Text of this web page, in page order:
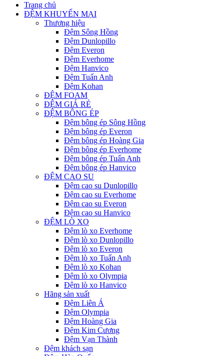
Trang chủ
ĐỆM KHUYẾN MẠI
Thương hiệu
Đệm Sông Hồng
Đệm Dunlopillo
Đệm Everon
Đệm Everhome
Đệm Hanvico
Đệm Tuấn Anh
Đệm Kohan
ĐỆM FOAM
ĐỆM GIÁ RẺ
ĐỆM BÔNG ÉP
Đệm bông ép Sông Hồng
Đệm bông ép Everon
Đệm bông ép Hoàng Gia
Đệm bông ép Everhome
Đệm bông ép Tuấn Anh
Đệm bông ép Hanvico
ĐỆM CAO SU
Đệm cao su Dunlopillo
Đệm cao su Everhome
Đệm cao su Everon
Đệm cao su Hanvico
ĐỆM LÒ XO
Đệm lò xo Everhome
Đệm lò xo Dunlopillo
Đệm lò xo Everon
Đệm lò xo Tuấn Anh
Đệm lò xo Kohan
Đệm lò xo Olympia
Đệm lò xo Hanvico
Hãng sản xuất
Đệm Liên Á
Đệm Olympia
Đệm Hoàng Gia
Đệm Kim Cương
Đệm Vạn Thành
Đệm khách sạn